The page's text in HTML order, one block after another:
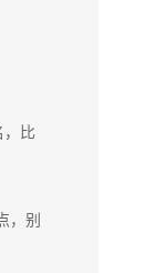
，比
，别